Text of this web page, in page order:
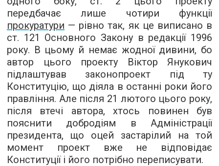
передбачає лише чотири функції
прокуратури — рівно так, як це виписано в
ст. 121 Основного Закону в редакції 1996
року. В цьому й немає жодної дивини, бо
автор цього проекту Віктор Янукович
підлаштував законопроект під ту
Конституцію, що діяла в останні роки його
правління. Але після 21 лютого цього року,
після втечі автора, хтось повинен був
пояснити добродіям в Адміністрації
президента, що оцей застарілий на той
момент проект вже не відповідає
Конституції і його потрібно переписувати.